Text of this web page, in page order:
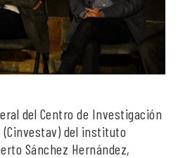
del Centro de Investigación
(Cinvestav) del instituto
Sánchez Hernández,